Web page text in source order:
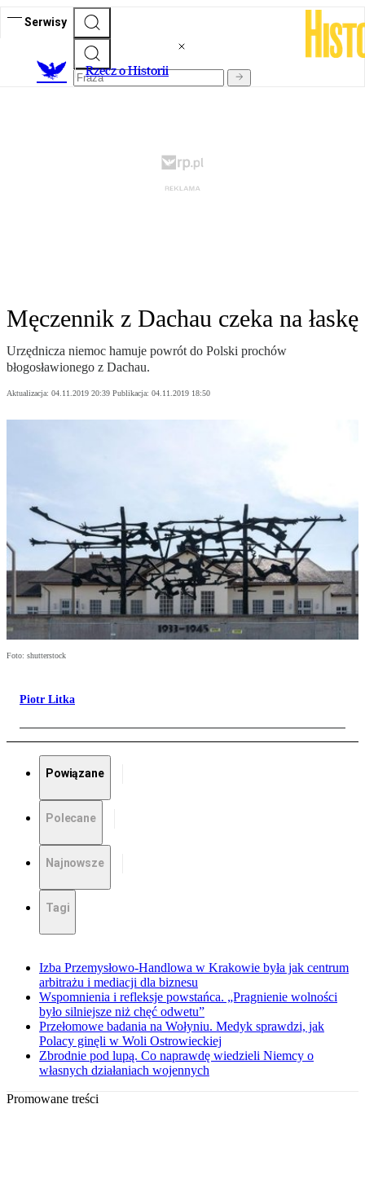
Serwisy
Rzecz o Historii
Męczennik z Dachau czeka na łaskę
Urzędnicza niemoc hamuje powrót do Polski prochów
błogosławionego z Dachau.
Aktualizacja: 04.11.2019 20:39 Publikacja: 04.11.2019 18:50
Foto: shutterstock
Piotr Litka
Powiązane
Polecane
Najnowsze
Tagi
Izba Przemysłowo-Handlowa w Krakowie była jak centrum
arbitrażu i mediacji dla biznesu
Wspomnienia i refleksje powstańca. „Pragnienie wolności
było silniejsze niż chęć odwetu”
Przełomowe badania na Wołyniu. Medyk sprawdzi, jak
Polacy ginęli w Woli Ostrowieckiej
Zbrodnie pod lupą. Co naprawdę wiedzieli Niemcy o
własnych działaniach wojennych
Promowane treści